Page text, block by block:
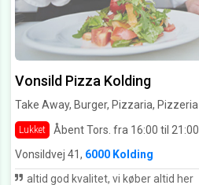
Vonsild Pizza Kolding
Take Away, Burger, Pizzaria, Pizzeria
Lukket Åbent Tors. fra 16:00 til 21:00
Vonsildvej 41, 6000 Kolding
altid god kvalitet, vi køber altid her